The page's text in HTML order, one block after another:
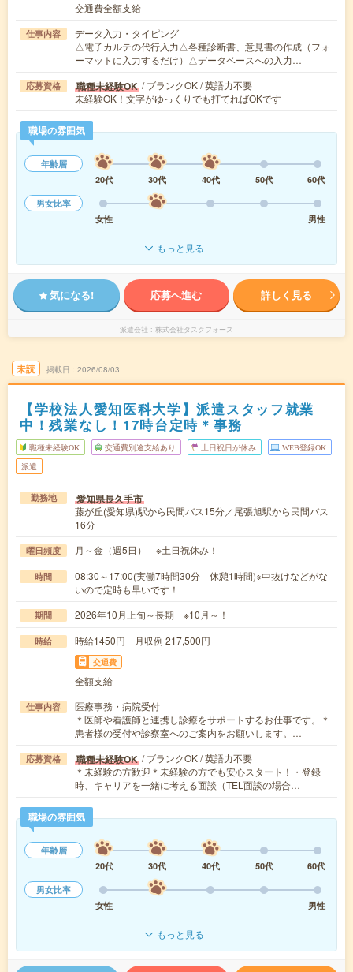
交通費全額支給
仕事内容
データ入力・タイピング
△電子カルテの代行入力△各種診断書、意見書の作成（フォ
ーマットに入力するだけ）△データベースへの入力…
応募資格 職種未経験OK / ブランクOK / 英語力不要
未経験OK！文字がゆっくりでも打てればOKです
職場の雰囲気
年齢層
20代
30代 40代 50代
60代
男女比率
女性
男性
もっと見る
気になる! 応募へ進む 詳しく見る
派遣会社 株式会社タスクフォース
未読 掲載日 2026/08/03
【学校法人愛知医科大学】派遣スタッフ就業
中！残業なし！17時台定時＊事務
職種未経験OK 交通費別途支給あり 土日祝日が休み WEB登録OK
派遣
勤務地 愛知県長久手市
藤が丘(愛知県)駅から民間バス15分／尾張旭駅から民間バス
16分
曜日頻度 月～金（週5日） ※土日祝休み！
時間
08:30～17:00(実働7時間30分 休憩1時間)※中抜けなどがな
いので定時も早いです！
期間 2026年10月上旬～長期 ※10月～！
時給 時給1450円 月収例 217,500円
交通費
全額支給
仕事内容
医療事務・病院受付
＊医師や看護師と連携し診療をサポートするお仕事です。＊
患者様の受付や診察室へのご案内をお願いします。…
応募資格 職種未経験OK / ブランクOK / 英語力不要
＊未経験の方歓迎＊未経験の方でも安心スタート！・登録
時、キャリアを一緒に考える面談（TEL面談の場合…
職場の雰囲気
年齢層
20代
30代 40代 50代
60代
男女比率
女性
男性
もっと見る